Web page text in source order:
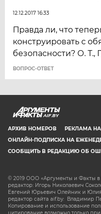
12.12.2017 16:33
Правда ли, что
конструировать с
безопасности? О. Т.,
ВОПРОС-ОТВЕТ
AIF.BY
АРХИВ НОМЕРОВ РЕКЛАМА
ОНЛАЙН-ПОДПИСКА НА
СООБЩИТЬ В РЕДАКЦИЮ ОБ
© 2019 ООО «Аргументы и Факты в
редактор: Игорь Николаевич
Евгений Юрьевич Олейник и
редактор сайта aif.by: Владимир
Копирование и использование